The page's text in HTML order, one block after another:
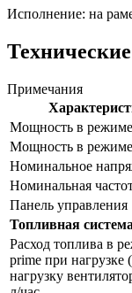
Исполнение: на
Примечания
Мощность в
Мощность в
Номинальное
Номинальная
Панель управления
Топливная система
Расход топлива в
prime при нагрузке
нагрузку